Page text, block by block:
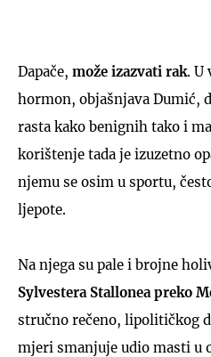
Dapače, može izazvati rak. U
hormon, objašnjava Dumić,
rasta kako benignih tako i
korištenje tada je izuzetno
njemu se osim u sportu,
ljepote.
Na njega su pale i brojne
Sylvestera Stallonea preko
stručno rečeno, lipolitičkog
mjeri smanjuje udio masti u